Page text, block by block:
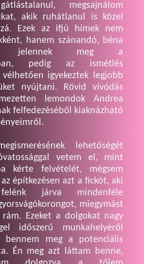
megsajnálom
akik ruhátlanul is közel
Ezek az ifjú hímek nem
hanem szánandó, béna
jelennek meg a
pedig az ismétlés
igyekeztek legjobb
nyújtani. Rövid vívódás
lemondok Andrea
felfedezéséből kiaknázható
lehetőségét
vetem el, mint
kérte felvételét, mégsem
építkezésen azt a fickót, aki
járva mindenféle
miegymást
Ezeket a dolgokat nagy
időszerű munkahelyéről
bennem meg a potenciális
Én meg azt láttam benne,